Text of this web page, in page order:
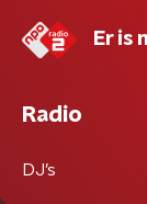
Er is
Radio
DJ’s